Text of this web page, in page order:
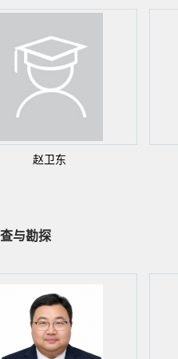
赵卫东
与勘探